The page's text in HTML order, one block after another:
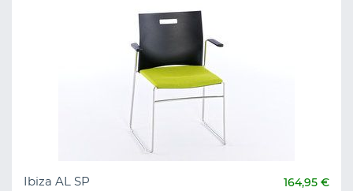
Ibiza AL SP 164,95 €